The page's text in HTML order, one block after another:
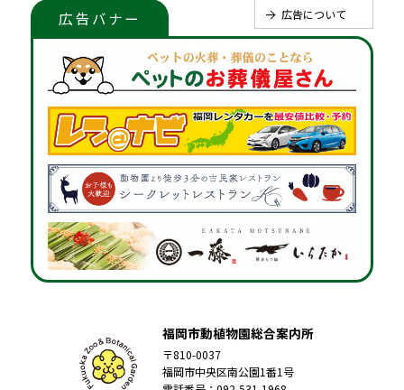
広告バナー 広告について
福岡市動植物園総合案内所
〒810-0037
福岡市中央区南公園1番1号